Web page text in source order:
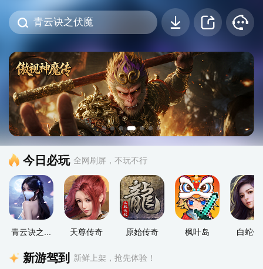
今日必玩 全网刷屏，不玩不行
青云诀之... 天尊传奇 原始传奇 枫叶岛 白蛇传
新游驾到 新鲜上架，抢先体验！